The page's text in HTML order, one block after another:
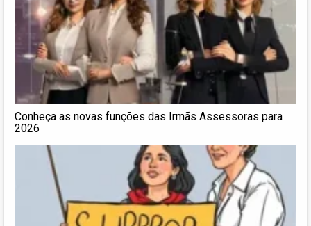
Conheça as novas funções das Irmãs Assessoras para
2026